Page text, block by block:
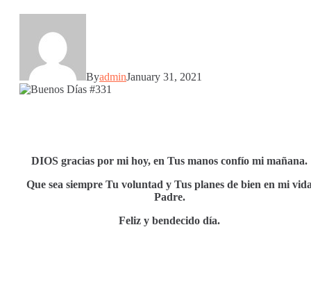
ByadminJanuary 31, 2021
DIOS gracias por mi hoy, en Tus manos confío mi mañana.
Que sea siempre Tu voluntad y Tus planes de bien en mi
Padre.
Feliz y bendecido día.